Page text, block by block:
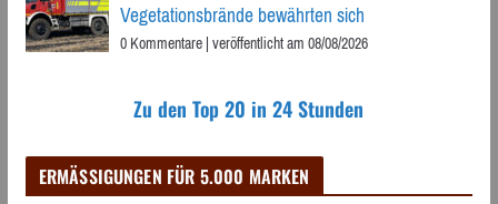
Vegetationsbrände bewährten sich
0 Kommentare|veröffentlicht am 08/08/2026
Zu den Top 20 in 24 Stunden
ERMÄSSIGUNGEN FÜR 5.000 MARKEN